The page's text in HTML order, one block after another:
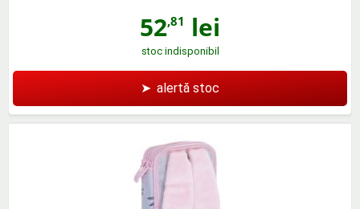
52,81 lei
stoc indisponibil
➤ alertă stoc